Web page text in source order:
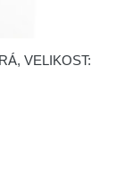
VELIKOST: